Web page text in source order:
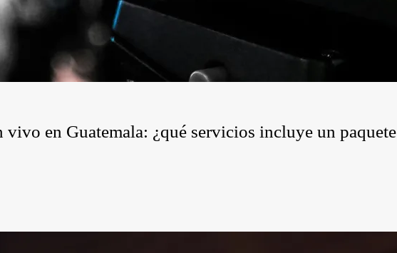
vivo en Guatemala: ¿qué servicios incluye un paquete